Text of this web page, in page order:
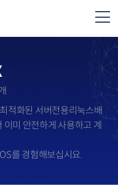
적화된 서버전용리눅스배
미 안전하게 사용하고 계
를 경험해보십시요.